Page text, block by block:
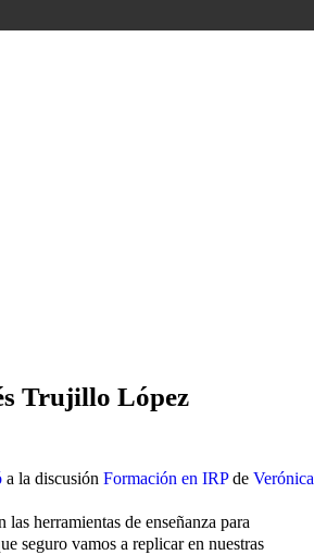
Trujillo López
a la discusión Formación en IRPde Verónica
herramientas de enseñanza para
seguro vamos a replicar en nuestras